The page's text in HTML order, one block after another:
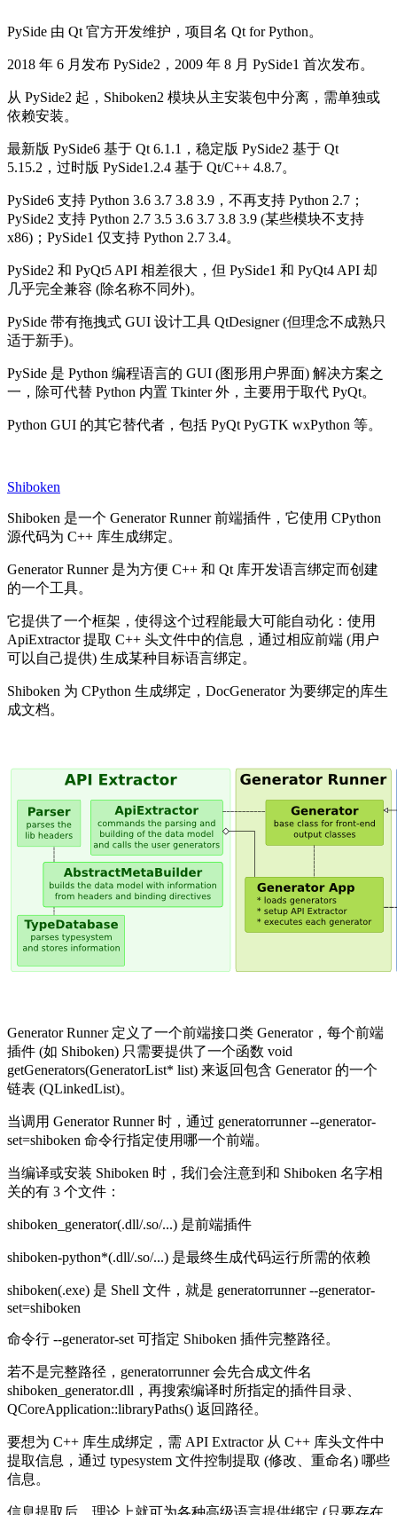
PySide 由 Qt 官方开发维护，项目名 Qt for Python。
2018 年 6 月发布 PySide2，2009 年 8 月 PySide1 首次发布。
从 PySide2 起，Shiboken2 模块从主安装包中分离，需单独或
依赖安装。
最新版 PySide6 基于 Qt 6.1.1，稳定版 PySide2 基于 Qt
5.15.2，过时版 PySide1.2.4 基于 Qt/C++ 4.8.7。
PySide6 支持 Python 3.6 3.7 3.8 3.9，不再支持 Python 2.7；
PySide2 支持 Python 2.7 3.5 3.6 3.7 3.8 3.9 (某些模块不支持
x86)；PySide1 仅支持 Python 2.7 3.4。
PySide2 和 PyQt5 API 相差很大，但 PySide1 和 PyQt4 API 却
几乎完全兼容 (除名称不同外)。
PySide 带有拖拽式 GUI 设计工具 QtDesigner (但理念不成熟只
适于新手)。
PySide 是 Python 编程语言的 GUI (图形用户界面) 解决方案之
一，除可代替 Python 内置 Tkinter 外，主要用于取代 PyQt。
Python GUI 的其它替代者，包括 PyQt PyGTK wxPython 等。
Shiboken
Shiboken 是一个 Generator Runner 前端插件，它使用 CPython
源代码为 C++ 库生成绑定。
Generator Runner 是为方便 C++ 和 Qt 库开发语言绑定而创建
的一个工具。
它提供了一个框架，使得这个过程能最大可能自动化：使用
ApiExtractor 提取 C++ 头文件中的信息，通过相应前端 (用户
可以自己提供) 生成某种目标语言绑定。
Shiboken 为 CPython 生成绑定，DocGenerator 为要绑定的库生
成文档。
Generator Runner 定义了一个前端接口类 Generator，每个前端
插件 (如 Shiboken) 只需要提供了一个函数 void
getGenerators(GeneratorList* list) 来返回包含 Generator 的一个
链表 (QLinkedList)。
当调用 Generator Runner 时，通过 generatorrunner --generator-
set=shiboken 命令行指定使用哪一个前端。
当编译或安装 Shiboken 时，我们会注意到和 Shiboken 名字相
关的有 3 个文件：
shiboken_generator(.dll/.so/...) 是前端插件
shiboken-python*(.dll/.so/...) 是最终生成代码运行所需的依赖
shiboken(.exe) 是 Shell 文件，就是 generatorrunner --generator-
set=shiboken
命令行 --generator-set 可指定 Shiboken 插件完整路径。
若不是完整路径，generatorrunner 会先合成文件名
shiboken_generator.dll，再搜索编译时所指定的插件目录、
QCoreApplication::libraryPaths() 返回路径。
要想为 C++ 库生成绑定，需 API Extractor 从 C++ 库头文件中
提取信息，通过 typesystem 文件控制提取 (修改、重命名) 哪些
信息。
信息提取后，理论上就可为各种高级语言提供绑定 (只要存在